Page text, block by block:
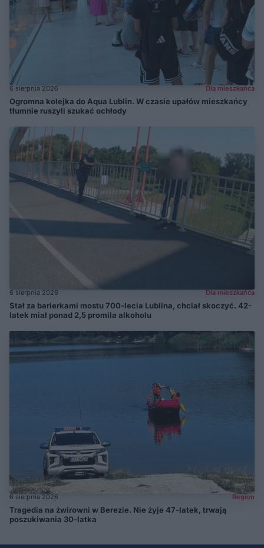
6 sierpnia 2026 Dla mieszkańca
Ogromna kolejka do Aqua Lublin. W czasie upałów mieszkańcy
tłumnie ruszyli szukać ochłody
6 sierpnia 2026 Dla mieszkańca
Stał za barierkami mostu 700-lecia Lublina, chciał skoczyć. 42-
latek miał ponad 2,5 promila alkoholu
6 sierpnia 2026 Region
Tragedia na żwirowni w Berezie. Nie żyje 47-latek, trwają
poszukiwania 30-latka